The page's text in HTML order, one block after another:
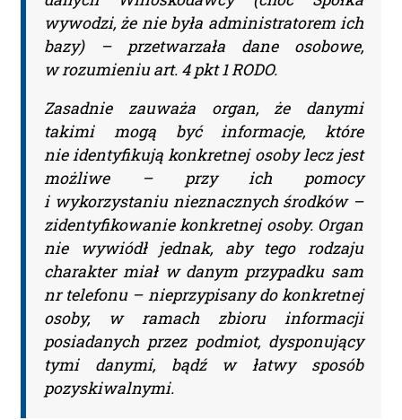
Aktualności Plus 360
Wyszukiwarka 360
Wyszukiwarka Plus 360 dni
Adres e-mail:
Nazwa Firmy:
NIP:
Adres firmy:
wywodzi, że nie była administratorem ich
bazy) – przetwarzała dane osobowe,
w rozumieniu art. 4 pkt 1 RODO.
Zasadnie zauważa organ, że danymi
takimi mogą być informacje, które
nie identyfikują konkretnej osoby lecz jest
możliwe – przy ich pomocy
i wykorzystaniu nieznacznych środków –
zidentyfikowanie konkretnej osoby. Organ
nie wywiódł jednak, aby tego rodzaju
charakter miał w danym przypadku sam
nr telefonu – nieprzypisany do konkretnej
osoby, w ramach zbioru informacji
posiadanych przez podmiot, dysponujący
tymi danymi, bądź w łatwy sposób
pozyskiwalnymi.